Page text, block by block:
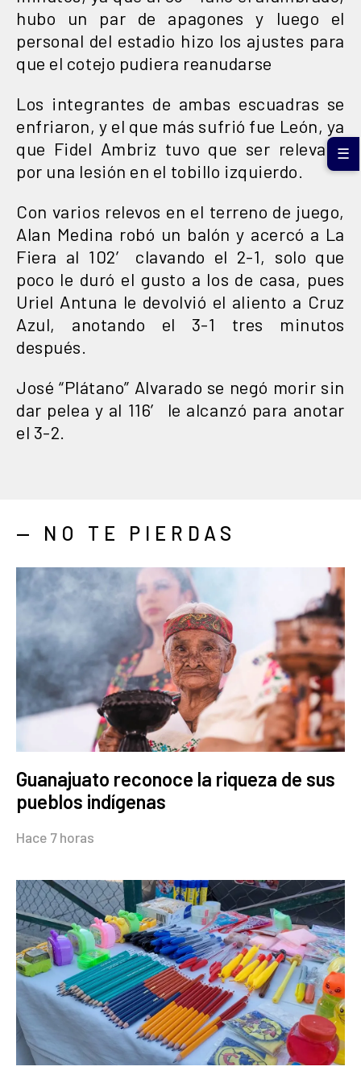
hubo un par de apagones y luego el
personal del estadio hizo los ajustes para
que el cotejo pudiera reanudarse
Los integrantes de ambas escuadras se
enfriaron, y el que más sufrió fue León, ya
que Fidel Ambriz tuvo que ser relevado
por una lesión en el tobillo izquierdo.
Con varios relevos en el terreno de juego,
Alan Medina robó un balón y acercó a La
Fiera al 102′ clavando el 2-1, solo que
poco le duró el gusto a los de casa, pues
Uriel Antuna le devolvió el aliento a Cruz
Azul, anotando el 3-1 tres minutos
después.
José “Plátano” Alvarado se negó morir sin
dar pelea y al 116′ le alcanzó para anotar
el 3-2.
— NO TE PIERDAS
Guanajuato reconoce la riqueza de sus
pueblos indígenas
Hace 7 horas
☰